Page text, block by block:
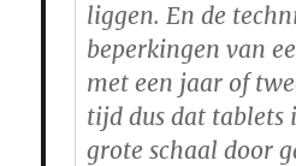
liggen. En de
beperkingen van
met een jaar of
tijd dus dat tablets
grote schaal door